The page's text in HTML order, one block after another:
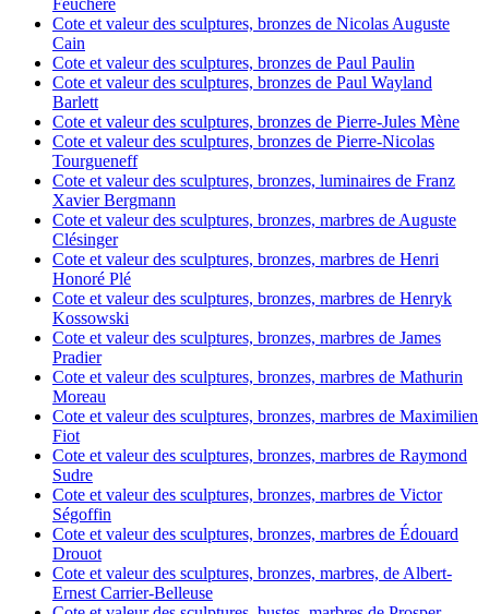
Feuchère
Cote et valeur des sculptures, bronzes de Nicolas Auguste
Cain
Cote et valeur des sculptures, bronzes de Paul Paulin
Cote et valeur des sculptures, bronzes de Paul Wayland
Barlett
Cote et valeur des sculptures, bronzes de Pierre-Jules Mène
Cote et valeur des sculptures, bronzes de Pierre-Nicolas
Tourgueneff
Cote et valeur des sculptures, bronzes, luminaires de Franz
Xavier Bergmann
Cote et valeur des sculptures, bronzes, marbres de Auguste
Clésinger
Cote et valeur des sculptures, bronzes, marbres de Henri
Honoré Plé
Cote et valeur des sculptures, bronzes, marbres de Henryk
Kossowski
Cote et valeur des sculptures, bronzes, marbres de James
Pradier
Cote et valeur des sculptures, bronzes, marbres de Mathurin
Moreau
Cote et valeur des sculptures, bronzes, marbres de Maximilien
Fiot
Cote et valeur des sculptures, bronzes, marbres de Raymond
Sudre
Cote et valeur des sculptures, bronzes, marbres de Victor
Ségoffin
Cote et valeur des sculptures, bronzes, marbres de Édouard
Drouot
Cote et valeur des sculptures, bronzes, marbres, de Albert-
Ernest Carrier-Belleuse